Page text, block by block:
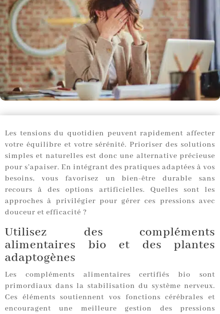
Les tensions du quotidien peuvent rapidement affecter
votre équilibre et votre sérénité. Prioriser des solutions
simples et naturelles est donc une alternative précieuse
pour s’apaiser. En intégrant des pratiques adaptées à vos
besoins, vous favorisez un bien-être durable sans
recours à des options artificielles. Quelles sont les
approches à privilégier pour gérer ces pressions avec
douceur et efficacité ?
Utilisez des compléments
alimentaires bio et des plantes
adaptogènes
Les compléments alimentaires certifiés bio sont
primordiaux dans la stabilisation du système nerveux.
Ces éléments soutiennent vos fonctions cérébrales et
encouragent une meilleure gestion des pressions